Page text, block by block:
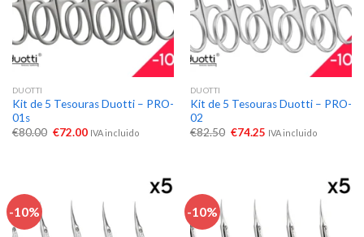
DUOTTI
Kit de 5 Tesouras Duotti – PRO-
01s
€80.00 €72.00 IVA incluido
DUOTTI
Kit de 5 Tesouras Duotti – PRO-
02
€82.50 €74.25 IVA incluido
-10% -10%